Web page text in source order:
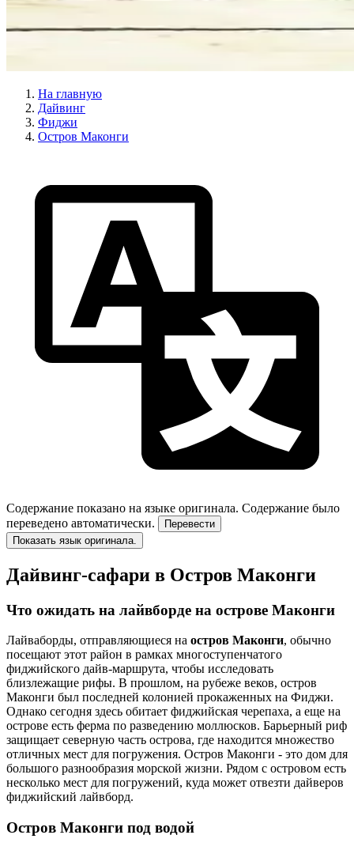
На главную
Дайвинг
Фиджи
Остров Маконги
Содержание показано на языке оригинала. Содержание было
переведено автоматически.
Перевести
Показать язык оригинала.
Дайвинг-сафари в Остров Маконги
Что ожидать на лайвборде на острове Маконги
Лайваборды, отправляющиеся на остров Маконги, обычно
посещают этот район в рамках многоступенчатого
фиджийского дайв-маршрута, чтобы исследовать
близлежащие рифы. В прошлом, на рубеже веков, остров
Маконги был последней колонией прокаженных на Фиджи.
Однако сегодня здесь обитает фиджийская черепаха, а еще на
острове есть ферма по разведению моллюсков. Барьерный риф
защищает северную часть острова, где находится множество
отличных мест для погружения. Остров Маконги - это дом для
большого разнообразия морской жизни. Рядом с островом есть
несколько мест для погружений, куда может отвезти дайверов
фиджийский лайвборд.
Остров Маконги под водой